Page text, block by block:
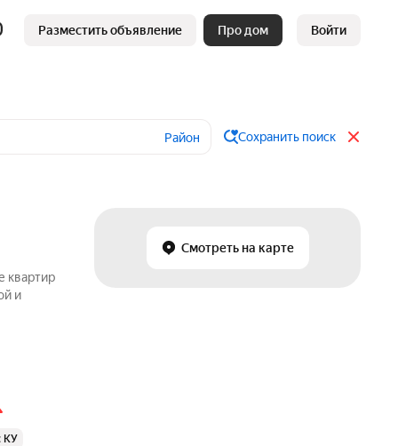
Разместить объявление Про дом Войти
Район Сохранить поиск
Смотреть на карте
квартир
и
КУ